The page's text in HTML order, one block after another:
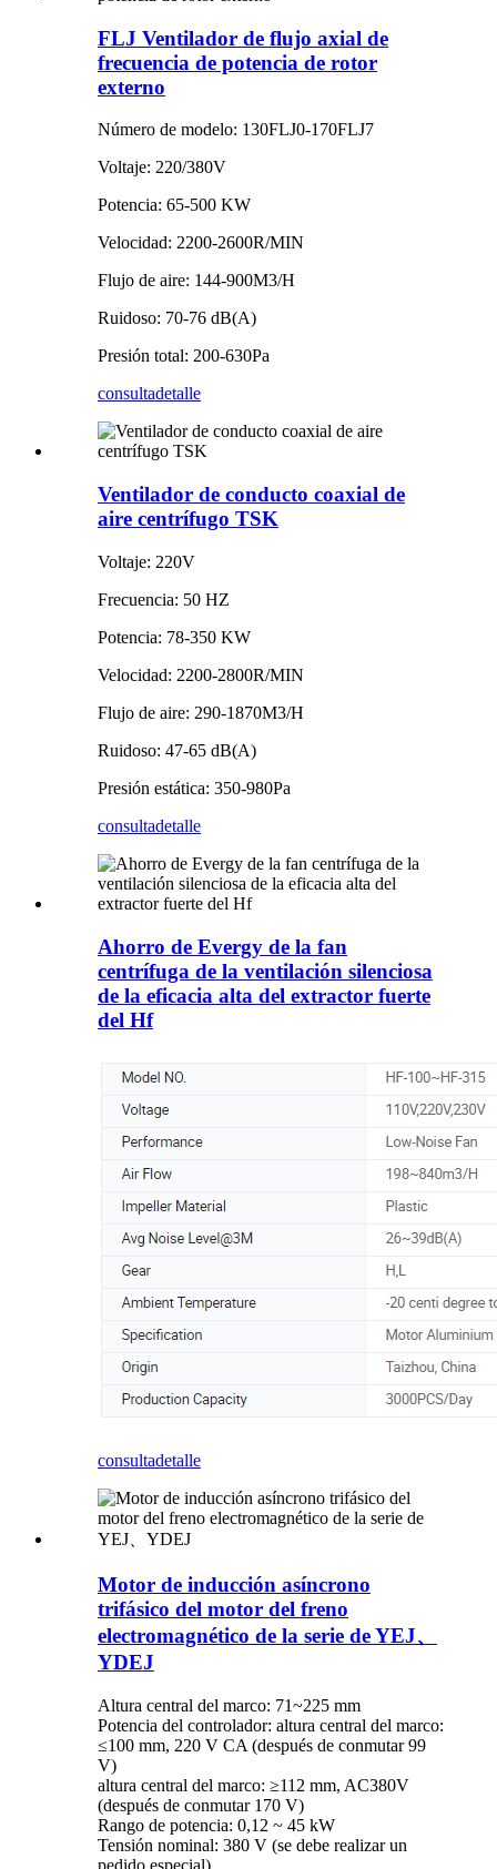
FLJ Ventilador de flujo axial de
frecuencia de potencia de rotor
externo
Número de modelo: 130FLJ0-170FLJ7
Voltaje: 220/380V
Potencia: 65-500 KW
Velocidad: 2200-2600R/MIN
Flujo de aire: 144-900M3/H
Ruidoso: 70-76 dB(A)
Presión total: 200-630Pa
consultadetalle
Ventilador de conducto coaxial de
aire centrífugo TSK
Voltaje: 220V
Frecuencia: 50 HZ
Potencia: 78-350 KW
Velocidad: 2200-2800R/MIN
Flujo de aire: 290-1870M3/H
Ruidoso: 47-65 dB(A)
Presión estática: 350-980Pa
consultadetalle
Ahorro de Evergy de la fan
centrífuga de la ventilación silenciosa
de la eficacia alta del extractor fuerte
del Hf
consultadetalle
Motor de inducción asíncrono
trifásico del motor del freno
electromagnético de la serie de YEJ、
YDEJ
Altura central del marco: 71~225 mm
Potencia del controlador: altura central del marco:
≤100 mm, 220 V CA (después de conmutar 99
V)
altura central del marco: ≥112 mm, AC380V
(después de conmutar 170 V)
Rango de potencia: 0,12 ~ 45 kW
Tensión nominal: 380 V (se debe realizar un
pedido especial)